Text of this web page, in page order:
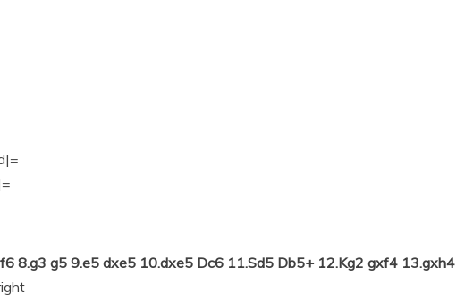
8.g3 g5 9.e5 dxe5 10.dxe5 Dc6 11.Sd5 Db5+ 12.Kg2 gxf4 13.gxh4